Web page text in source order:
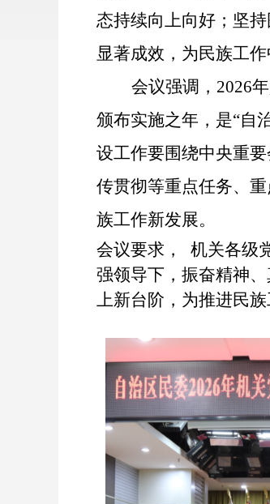
态持续向上向好 ； 坚
显著成效，为民族工
会议强调， 2026
颁布实施之年，是“自
设工作要围绕中央重
传贯彻等重点任务、
族工作新发展。
会议要求 ， 机关各级
强领导下，振奋精神
上新台阶，为推进民